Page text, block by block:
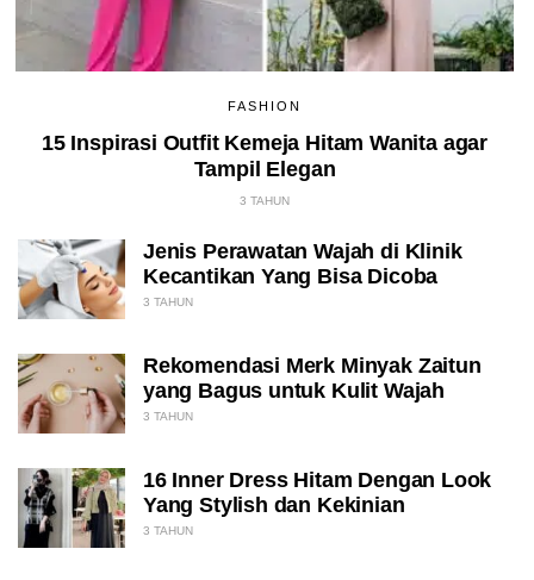
FASHION
15 Inspirasi Outfit Kemeja Hitam Wanita agar
Tampil Elegan
3 TAHUN
Jenis Perawatan Wajah di Klinik
Kecantikan Yang Bisa Dicoba
3 TAHUN
Rekomendasi Merk Minyak Zaitun
yang Bagus untuk Kulit Wajah
3 TAHUN
16 Inner Dress Hitam Dengan Look
Yang Stylish dan Kekinian
3 TAHUN